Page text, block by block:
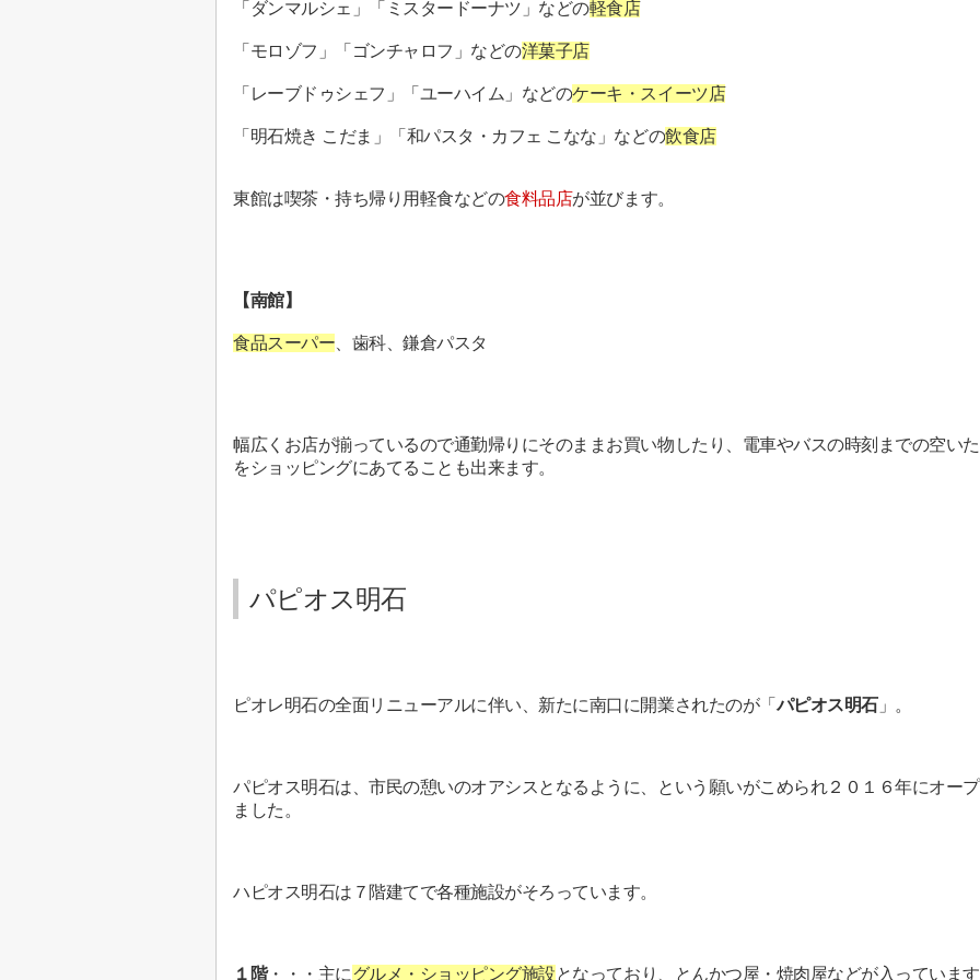
「ダンマルシェ」「ミスタードーナツ」などの軽食店
「モロゾフ」「ゴンチャロフ」などの洋菓子店
「レーブドゥシェフ」「ユーハイム」などのケーキ・スイーツ店
「明石焼き こだま」「和パスタ・カフェ こなな」などの飲食店
東館は喫茶・持ち帰り用軽食などの食料品店が並びます。
【南館】
食品スーパー 、歯科、鎌倉パスタ
幅広くお店が揃っているので通勤帰りにそのままお買い物したり、電車やバスの時刻までの空い
をショッピングにあてることも出来ます。
パピオス明石
ピオレ明石の全面リニューアルに伴い、新たに南口に開業されたのが「パピオス明石」。
パピオス明石は、市民の憩いのオアシスとなるように、という願いがこめられ２０１６年にオー
ました。
ハピオス明石は７階建てで各種施設がそろっています。
１階・・・主にグルメ・ショッピング施設となっており、とんかつ屋・焼肉屋などが入っていま